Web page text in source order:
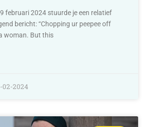
februari 2024 stuurde je een relatief
bericht: “Chopping ur peepee off
woman. But this
02-2024